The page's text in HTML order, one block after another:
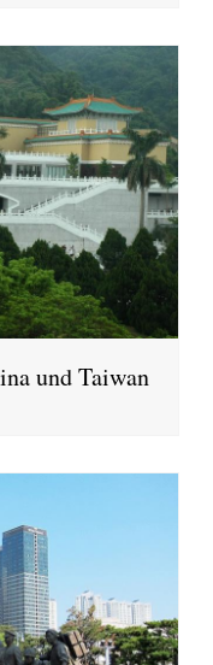
und Taiwan